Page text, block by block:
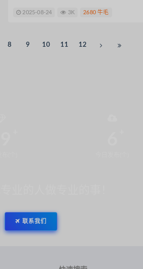
2025-08-24 3K 2680 牛毛
8 9 10 11 12
联系我们